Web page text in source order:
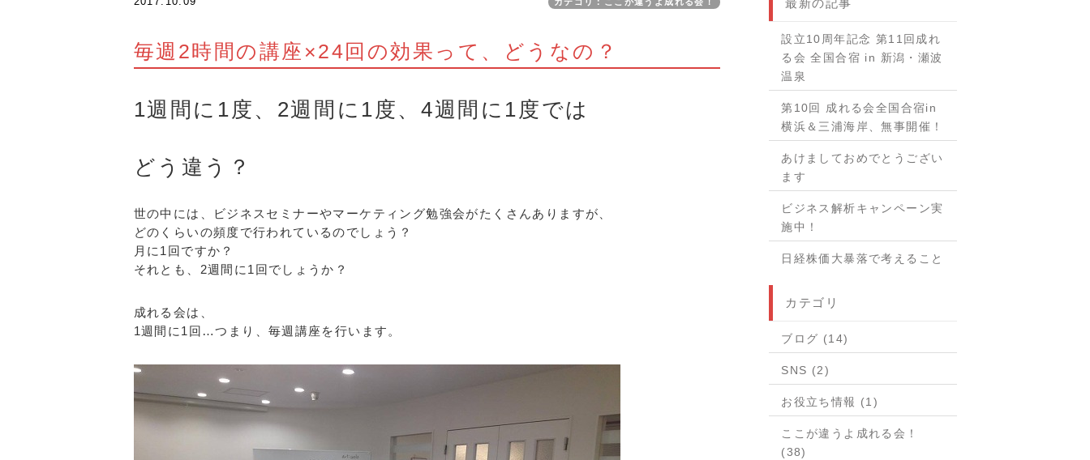
毎週2時間の講座×24回の効果って、どうなの？
1週間に1度、2週間に1度、4週間に1度では
どう違う？
世の中には、ビジネスセミナーやマーケティング勉強会がたくさんありますが、
どのくらいの頻度で行われているのでしょう？
月に1回ですか？
それとも、2週間に1回でしょうか？
成れる会は、
1週間に1回…つまり、毎週講座を行います。
最新の記事
設立10周年記念 第11回成れ
る会 全国合宿 in 新潟・瀬波
温泉
第10回 成れる会全国合宿in
横浜＆三浦海岸、無事開催！
あけましておめでとうござい
ます
ビジネス解析キャンペーン実
施中！
日経株価大暴落で考えること
カテゴリ
ブログ (14)
SNS (2)
お役立ち情報 (1)
ここが違うよ成れる会！
(38)